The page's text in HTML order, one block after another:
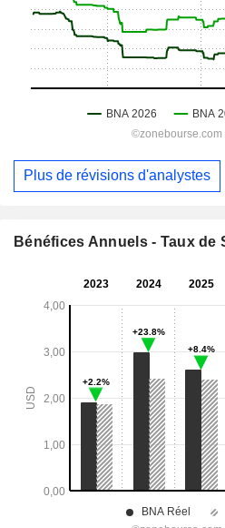
Plus de révisions d'analystes
Bénéfices Annuels - Taux de